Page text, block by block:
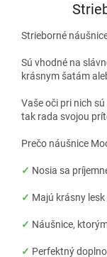
Strieborné
Sú vhodné na
krásnym šatám
Vaše oči pri nich
tak rada svojou
Prečo náušnice
✓ Nosia sa
✓ Majú krásny lesk
✓ Náušnice,
✓ Perfektný